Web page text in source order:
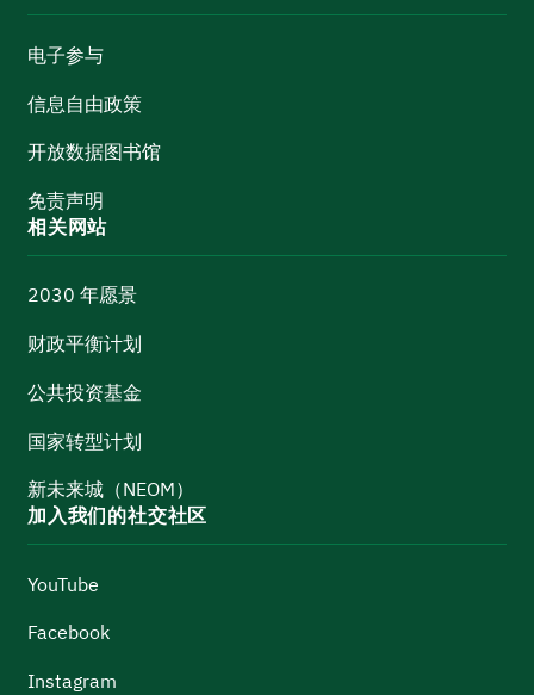
电子参与
信息自由政策
开放数据图书馆
免责声明
相关网站
2030 年愿景
财政平衡计划
公共投资基金
国家转型计划
新未来城（NEOM）
加入我们的社交社区
YouTube
Facebook
Instagram